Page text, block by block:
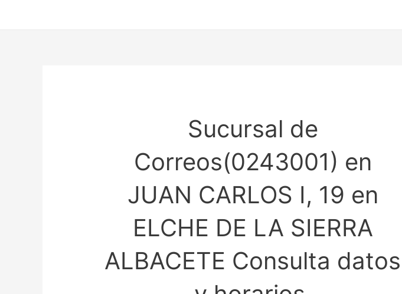
Sucursal de
Correos(0243001) en
JUAN CARLOS I, 19 en
ELCHE DE LA SIERRA
ALBACETE Consulta datos